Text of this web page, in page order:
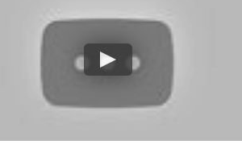
HÃNG
phẩm. Ngoài ra bạn cũng có thể tự kiểm tra